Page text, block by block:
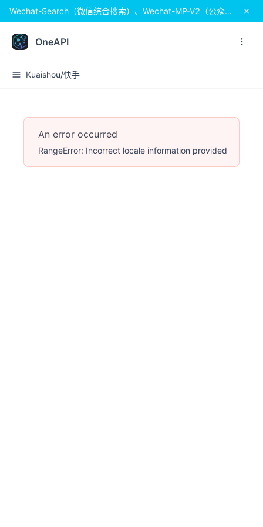
Wechat-Search（微信综合搜索）、Wechat-MP-V2（公众号）系列、Wechat-Channels-V2（视频号）系列 全新上线！更快、更稳定！
OneAPI
Kuaishou/快手
An error occurred
RangeError: Incorrect locale information provided